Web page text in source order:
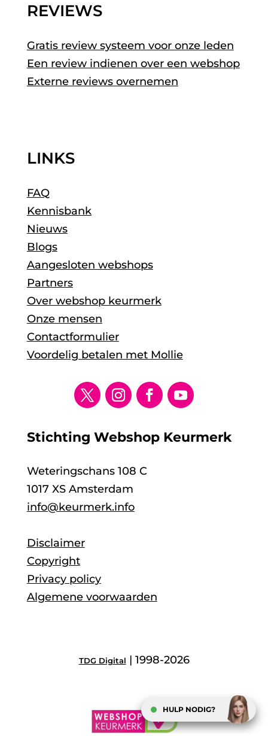
REVIEWS
Gratis review systeem voor onze leden
Een review indienen over een webshop
Externe reviews overnemen
LINKS
FAQ
Kennisbank
Nieuws
Blogs
Aangesloten webshops
Partners
Over webshop keurmerk
Onze mensen
Contactformulier
Voordelig betalen met Mollie
Stichting Webshop Keurmerk
Weteringschans 108 C
1017 XS Amsterdam
info@keurmerk.info
Disclaimer
Copyright
Privacy policy
Algemene voorwaarden
TDG Digital | 1998-2026
HULP NODIG?